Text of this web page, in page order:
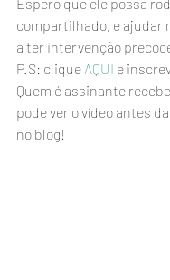
compartilhado, e ajudar
a ter intervenção
P.S: clique AQUI e
Quem é assinante
pode ver o vídeo antes
no blog!